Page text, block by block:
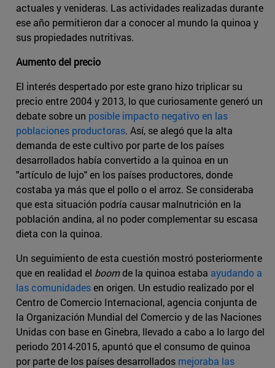
actuales y venideras. Las actividades realizadas durante
ese año permitieron dar a conocer al mundo la quinoa y
sus propiedades nutritivas.
Aumento del precio
El interés despertado por este grano hizo triplicar su
precio entre 2004 y 2013, lo que curiosamente generó un
debate sobre un posible impacto negativo en las
poblaciones productoras. Así, se alegó que la alta
demanda de este cultivo por parte de los países
desarrollados había convertido a la quinoa en un
"artículo de lujo" en los países productores, donde
costaba ya más que el pollo o el arroz. Se consideraba
que esta situación podría causar malnutrición en la
población andina, al no poder complementar su escasa
dieta con la quinoa.
Un seguimiento de esta cuestión mostró posteriormente
que en realidad el boomde la quinoa estaba ayudando a
las comunidadesen origen. Un estudio realizado por el
Centro de Comercio Internacional, agencia conjunta de
la Organización Mundial del Comercio y de las Naciones
Unidas con base en Ginebra, llevado a cabo a lo largo del
periodo 2014-2015, apuntó que el consumo de quinoa
por parte de los países desarrollados mejoraba las